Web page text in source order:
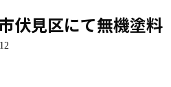
伏見区にて無機塗